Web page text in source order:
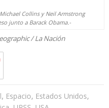
Collins y Neil Armstrong
junto a Barack Obama.-
/La Nación
, Espacio, Estados Unidos,